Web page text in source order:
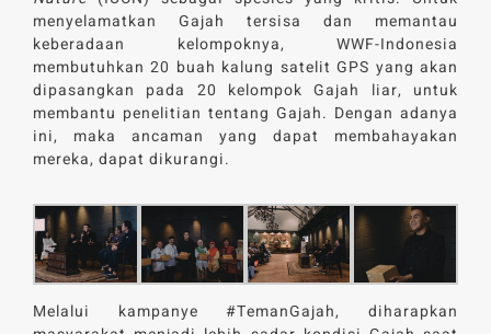
menyelamatkan Gajah tersisa dan memantau
keberadaan kelompoknya, WWF-Indonesia
membutuhkan 20 buah kalung satelit GPS yang akan
dipasangkan pada 20 kelompok Gajah liar, untuk
membantu penelitian tentang Gajah. Dengan adanya
ini, maka ancaman yang dapat membahayakan
mereka, dapat dikurangi.
Melalui kampanye #TemanGajah, diharapkan